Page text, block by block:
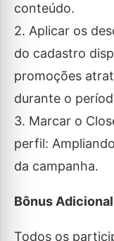
conteúdo.
2. Aplicar os
do cadastro
promoções
durante o
3. Marcar o
perfil:
da campanha.
Bônus Adicional
Todos os